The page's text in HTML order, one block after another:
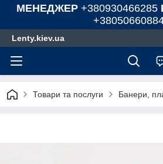
МЕНЕДЖЕР +380930466285
Lenty.kiev.ua
Товари та послуги Банери,